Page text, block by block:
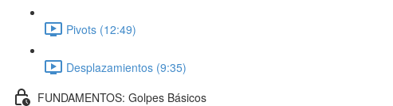
Pivots (12:49)
Desplazamientos (9:35)
FUNDAMENTOS: Golpes Básicos